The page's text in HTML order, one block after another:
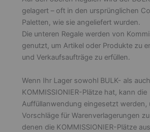
gelagert – oft in den ursprünglichen
Paletten, wie sie angeliefert wurden.
Die unteren Regale werden von
genutzt, um Artikel oder Produkte zu
und Verkaufsaufträge zu erfüllen.
Wenn Ihr Lager sowohl BULK- als auch
KOMMISSIONIER-Plätze hat, kann die
Auffüllanwendung eingesetzt werden,
Vorschläge für Warenverlagerungen
denen die KOMMISSIONIER-Plätze